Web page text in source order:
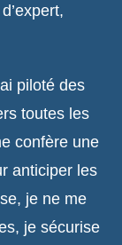
piloté des
toutes les
confère une
anticiper les
je ne me
je sécurise